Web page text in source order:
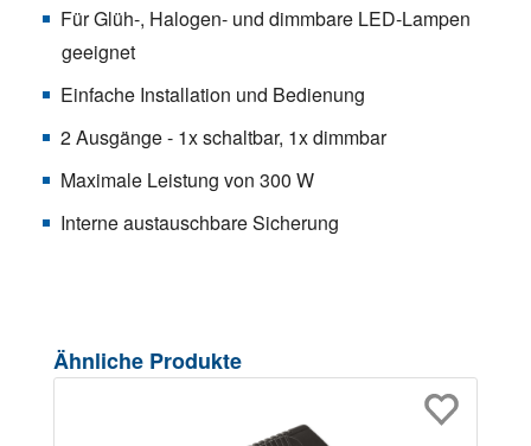
Für Glüh-, Halogen- und dimmbare LED-Lampen
geeignet
Einfache Installation und Bedienung
2 Ausgänge - 1x schaltbar, 1x dimmbar
Maximale Leistung von 300 W
Interne austauschbare Sicherung
Produktgalerie überspringen
Ähnliche Produkte